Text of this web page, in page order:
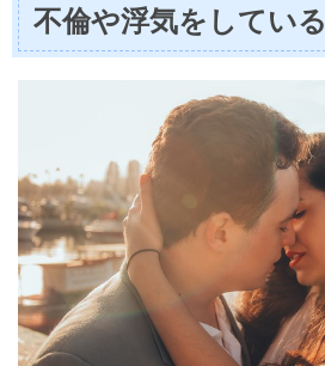
不倫や浮気をしている